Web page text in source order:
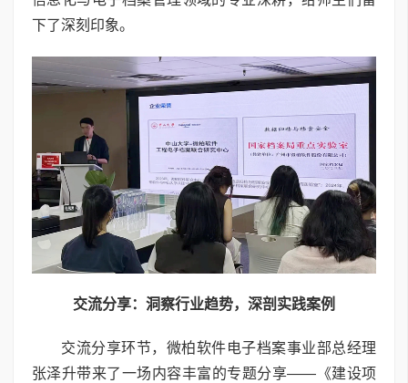
下了深刻印象。
交流分享：洞察行业趋势，深剖实践案例
交流分享环节，微柏软件电子档案事业部总经理
张泽升带来了一场内容丰富的专题分享——《建设项